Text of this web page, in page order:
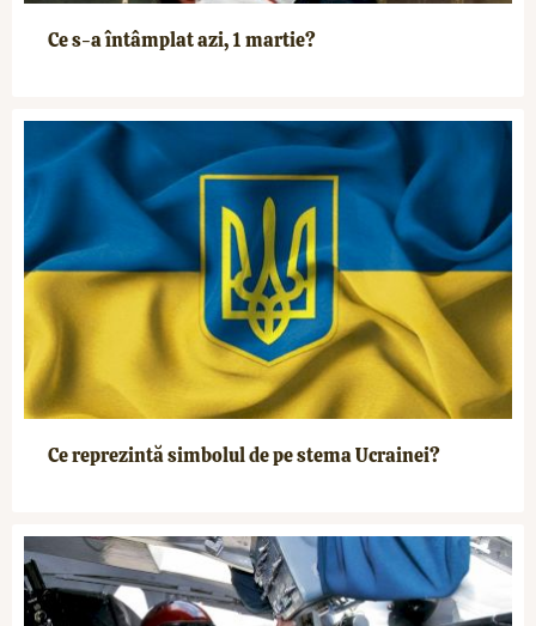
Ce s-a întâmplat azi, 1 martie?
Ce reprezintă simbolul de pe stema Ucrainei?